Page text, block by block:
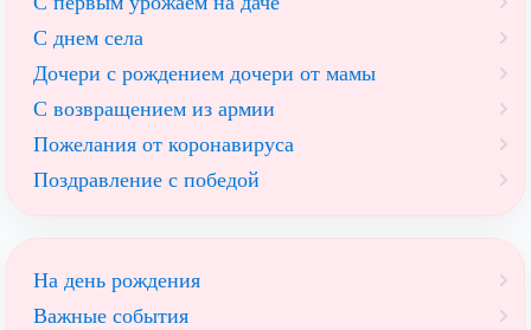
С днем села
Дочери с рождением дочери от мамы
С возвращением из армии
Пожелания от коронавируса
Поздравление с победой
На день рождения
Важные события